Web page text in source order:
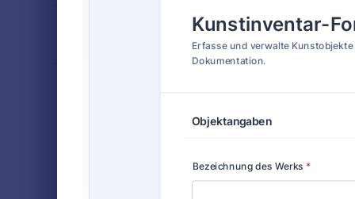
Klassisch
676